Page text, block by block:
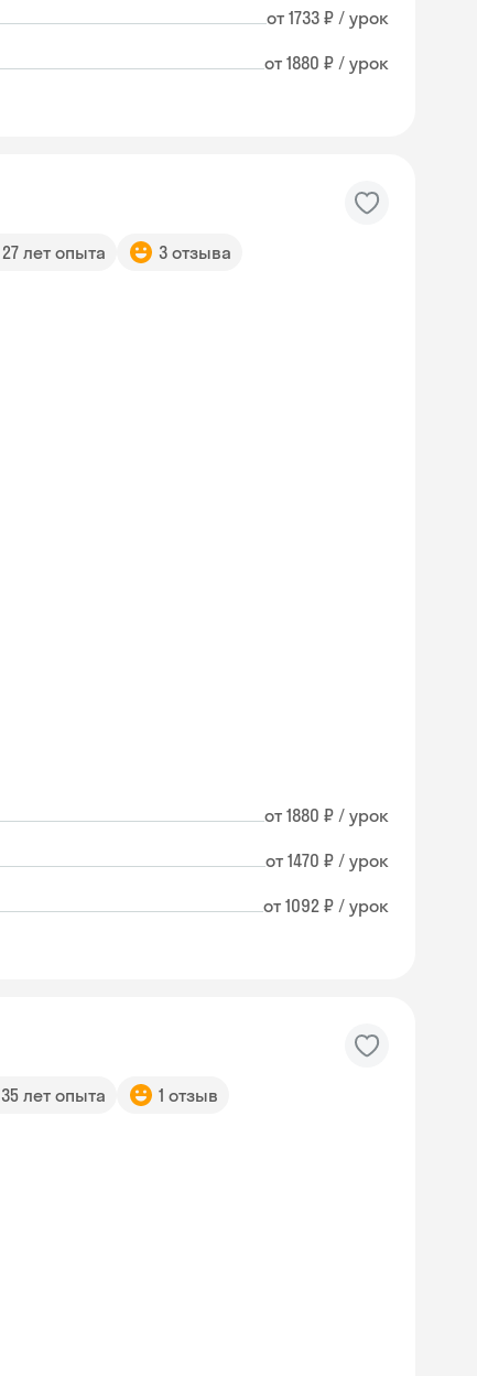
от 1733 ₽ / урок
от 1880 ₽ / урок
27 лет опыта 3 отзыва
от 1880 ₽ / урок
от 1470 ₽ / урок
от 1092 ₽ / урок
35 лет опыта 1 отзыв